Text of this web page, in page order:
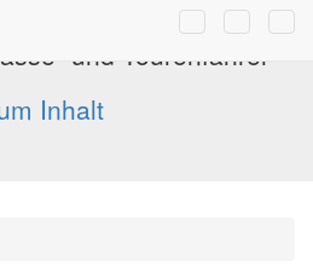
und Tourenfahrer
Inhalt